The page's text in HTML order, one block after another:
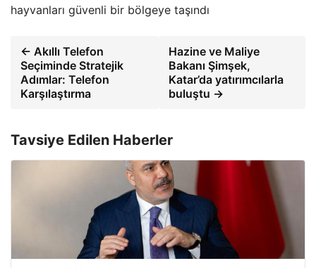
hayvanları güvenli bir bölgeye taşındı
← Akıllı Telefon
Seçiminde Stratejik
Adımlar: Telefon
Karşılaştırma
Hazine ve Maliye
Bakanı Şimşek,
Katar’da yatırımcılarla
buluştu →
Tavsiye Edilen Haberler